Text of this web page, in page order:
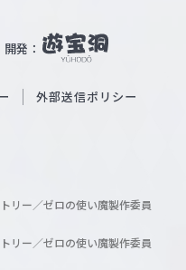
開発：
外部送信ポリシー
リー／ゼロの使い魔製作委員
リー／ゼロの使い魔製作委員